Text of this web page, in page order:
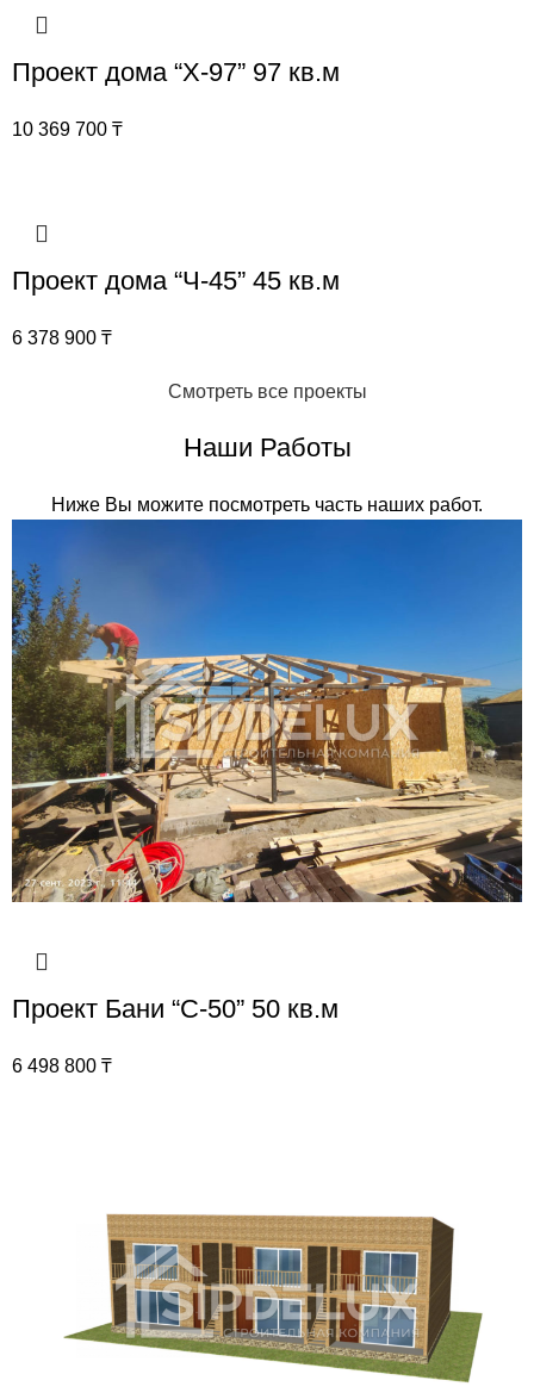
Проект дома “Х-97” 97 кв.м
10 369 700 ₸
Проект дома “Ч-45” 45 кв.м
6 378 900 ₸
Смотреть все проекты
Наши Работы
Ниже Вы можите посмотреть часть наших работ.
Проект Бани “С-50” 50 кв.м
6 498 800 ₸